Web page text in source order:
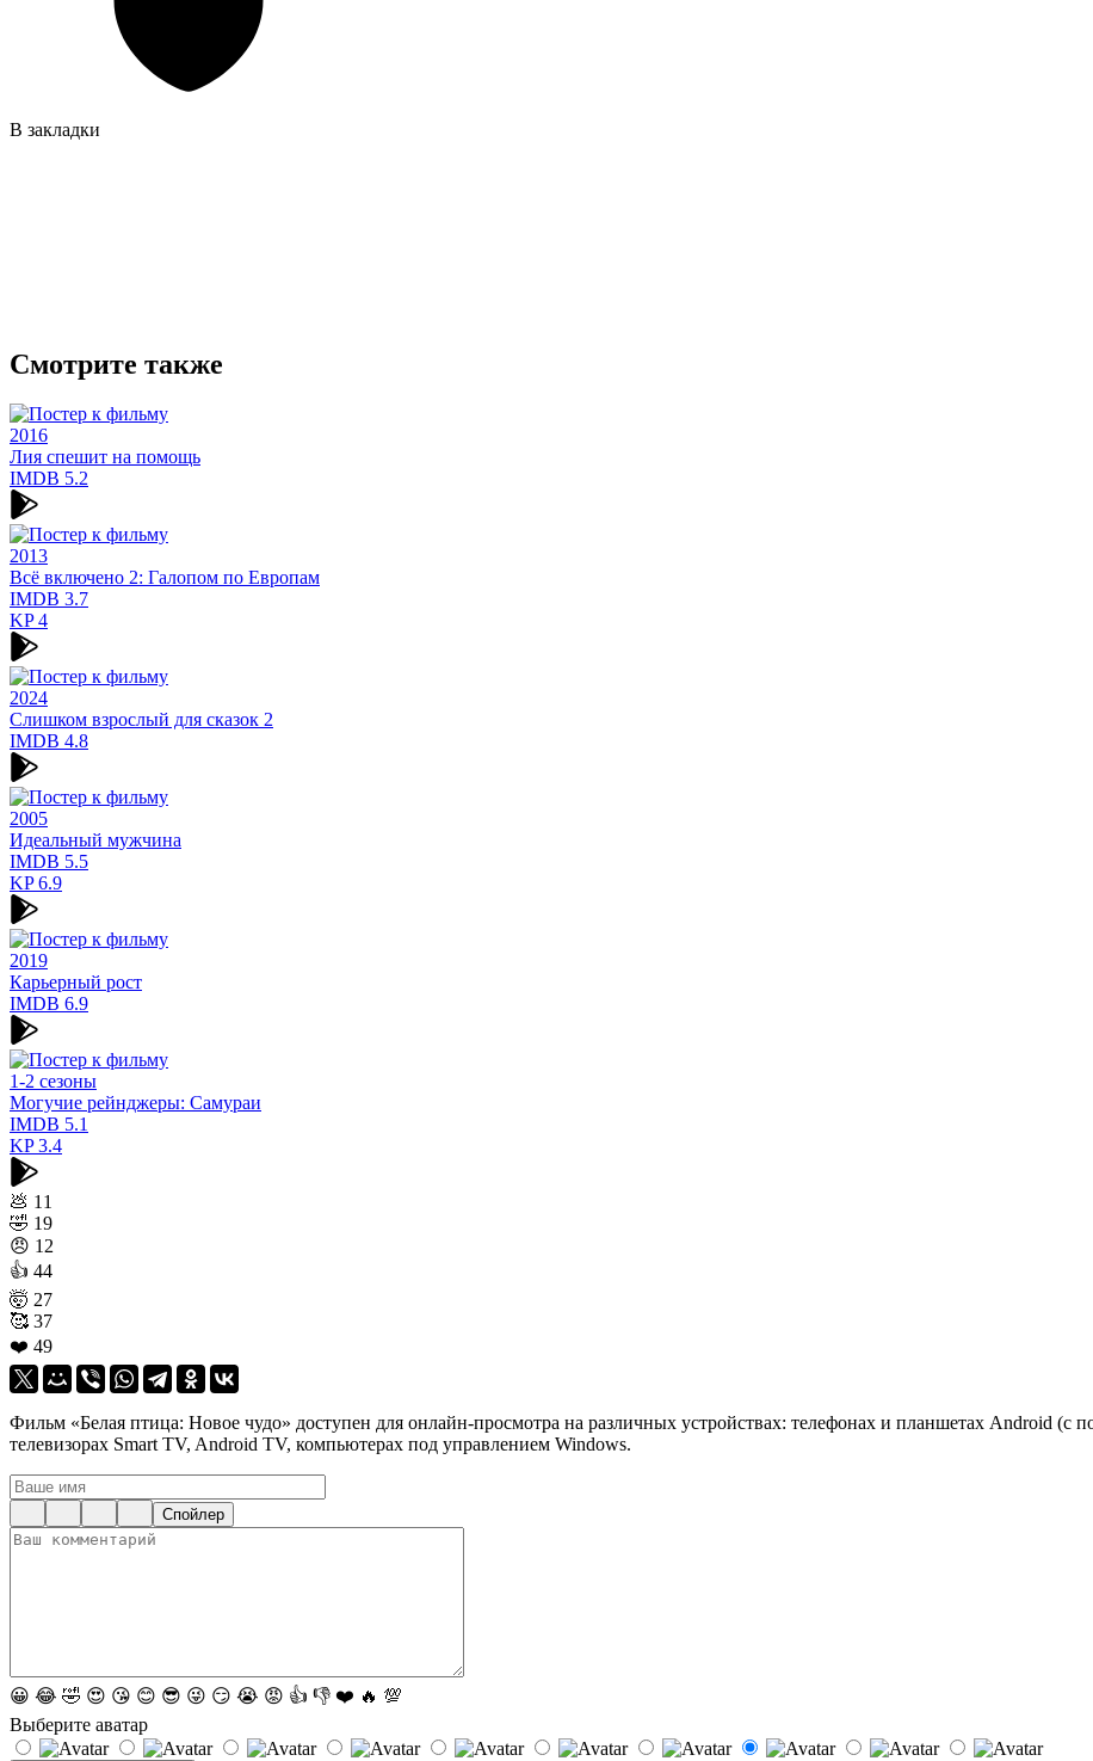
В закладки
Смотрите также
2016
Лия спешит на помощь
IMDB 5.2
2013
Всё включено 2: Галопом по Европам
IMDB 3.7
KP4
2024
Слишком взрослый для сказок 2
IMDB 4.8
2005
Идеальный мужчина
IMDB 5.5
KP6.9
2019
Карьерный рост
IMDB 6.9
1-2 сезоны
Могучие рейнджеры: Самураи
IMDB 5.1
KP3.4
💩 11
🤣 19
😠 12
👍 44
🤯 27
🥰 37
❤️ 49
Фильм «Белая птица: Новое чудо» доступен для онлайн-просмотра на различных устройствах: телефонах и планшетах Android (с
телевизорах Smart TV, Android TV, компьютерах под управлением Windows.
Спойлер
😀 😂 🤣 😍 😘 😊 😎 😜 😏 😭 😡 👍 👎 ❤️ 🔥 💯
Выберите аватар